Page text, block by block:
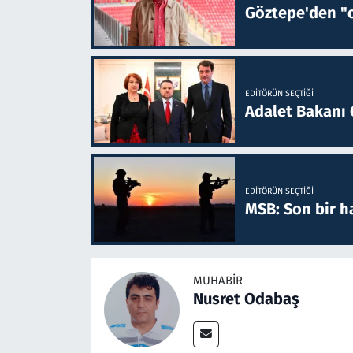
Göztepe'den
EDITÖRÜN SEÇTIĞI
Adalet
EDITÖRÜN SEÇTIĞI
MSB: Son bir
MUHABIR
Nusret Odabaş